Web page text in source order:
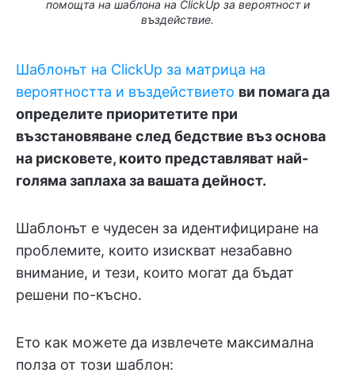
помощта на шаблона на ClickUp за вероятност и
въздействие.
Шаблонът на ClickUp за матрица на
вероятността и въздействието ви помага да
определите приоритетите при
възстановяване след бедствие въз основа
на рисковете, които представляват най-
голяма заплаха за вашата дейност.
Шаблонът е чудесен за идентифициране на
проблемите, които изискват незабавно
внимание, и тези, които могат да бъдат
решени по-късно.
Ето как можете да извлечете максимална
полза от този шаблон: